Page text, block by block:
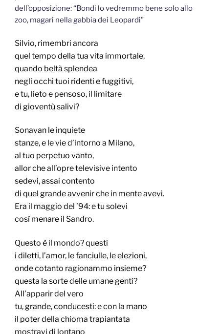
dell’opposizione: “Bondi lo vedremmo bene solo allo
zoo, magari nella gabbia dei Leopardi”
Silvio, rimembri ancora
quel tempo della tua vita immortale,
quando beltà splendea
negli occhi tuoi ridenti e fuggitivi,
e tu, lieto e pensoso, il limitare
di gioventù salivi?
Sonavan le inquiete
stanze, e le vie d’intorno a Milano,
al tuo perpetuo vanto,
allor che all’opre televisive intento
sedevi, assai contento
di quel grande avvenir che in mente avevi.
Era il maggio del ’94: e tu solevi
così menare il Sandro.
Questo è il mondo? questi
i diletti, l’amor, le fanciulle, le elezioni,
onde cotanto ragionammo insieme?
questa la sorte delle umane genti?
All’apparir del vero
tu, grande, conducesti: e con la mano
il poter della chioma trapiantata
mostravi di lontano